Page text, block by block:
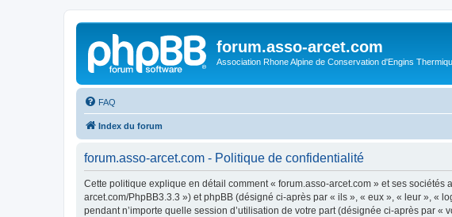
forum.asso-arcet.com
Association Rhone Alpine de Conservation d'Engins
FAQ
Index du forum
forum.asso-arcet.com - Politique de confidentialité
Cette politique explique en détail comment « forum.asso-arcet.com » et ses
arcet.com/PhpBB3.3.3 ») et phpBB (désigné ci-après par « ils », « eux », « leur », «
pendant n’importe quelle session d’utilisation de votre part (désignée ci-après par «